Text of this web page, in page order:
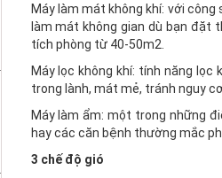
Máy làm mát không khí: với
làm mát không gian dù bạn đặt
tích phòng từ 40-50m2.
Máy lọc không khí: tính năng
trong lành, mát mẻ, tránh nguy
Máy làm ẩm: một trong những
hay các căn bệnh thường mắc
3 chế độ gió